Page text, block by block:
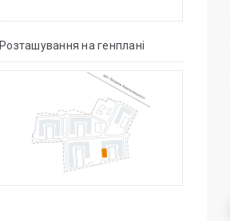
Розташування на генплані